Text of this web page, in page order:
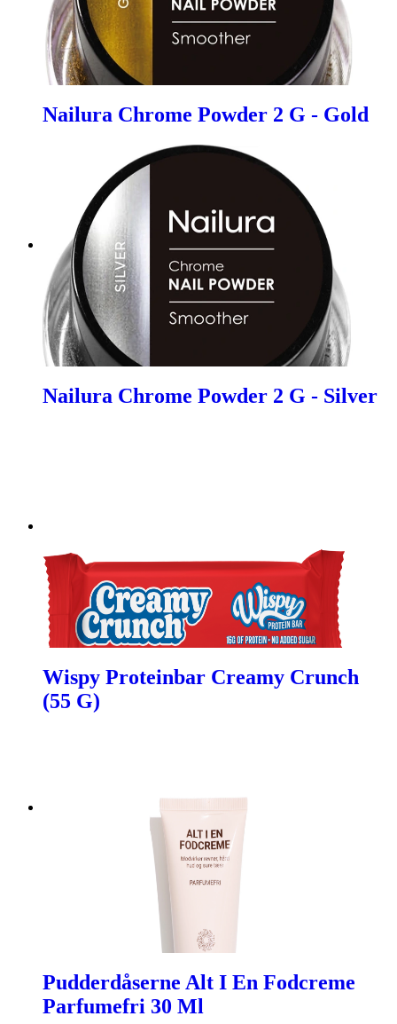
Nailura Chrome Powder 2 G - Gold
Nailura Chrome Powder 2 G - Silver
Wispy Proteinbar Creamy Crunch
(55 G)
Pudderdåserne Alt I En Fodcreme
Parfumefri 30 Ml